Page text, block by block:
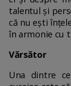
talentul și
că nu ești
în armonie cu
Vărsător
Una dintre